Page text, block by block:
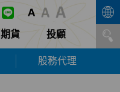
期貨 投顧
股務代理